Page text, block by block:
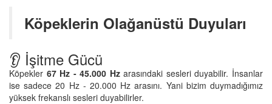
Köpeklerin Olağanüstü Duyuları
👂 İşitme Gücü
Köpekler 67 Hz - 45.000 Hzarasındaki sesleri duyabilir. İnsanlar
ise sadece 20 Hz - 20.000 Hz arasını. Yani bizim duymadığımız
yüksek frekanslı sesleri duyabilirler.